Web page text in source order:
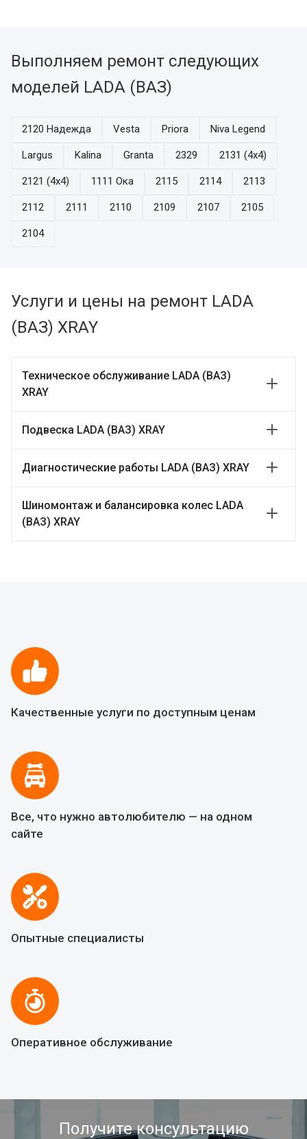
Выполняем ремонт следующих
моделей LADA (ВАЗ)
2120 Надежда Vesta Priora Niva Legend
Largus Kalina Granta 2329 2131 (4x4)
2121 (4x4) 1111 Ока 2115 2114 2113
2112 2111 2110 2109 2107 2105
2104
Услуги и цены на ремонт LADA
(ВАЗ) XRAY
Техническое обслуживание LADA (ВАЗ)
XRAY
Подвеска LADA (ВАЗ) XRAY
Диагностические работы LADA (ВАЗ) XRAY
Шиномонтаж и балансировка колес LADA
(ВАЗ) XRAY
Качественные услуги по доступным ценам
Все, что нужно автолюбителю — на одном
сайте
Опытные специалисты
Оперативное обслуживание
Получите консультацию